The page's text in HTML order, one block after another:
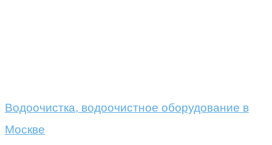
Водоочистка, водоочистное оборудование в
Москве